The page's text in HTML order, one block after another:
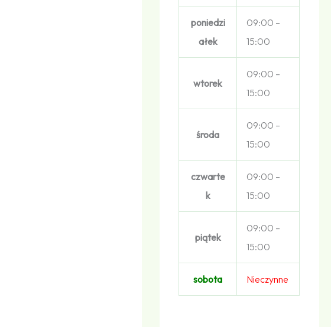
poniedzi
ałek
09:00 –
15:00
wtorek
09:00 –
15:00
środa
09:00 –
15:00
czwarte
k
09:00 –
15:00
piątek
09:00 –
15:00
sobota Nieczynne